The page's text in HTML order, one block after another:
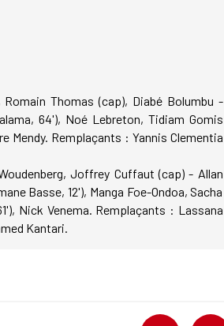
Thomas (cap), Diabé Bolumbu -
64'), Noé Lebreton, Tidiam Gomis
Mendy. Remplaçants : Yannis Clementia
Joffrey Cuffaut (cap) - Allan
Basse, 12'), Manga Foe-Ondoa, Sacha
Nick Venema. Remplaçants : Lassana
Kantari.